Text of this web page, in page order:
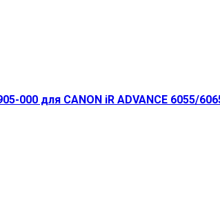
000 для CANON iR ADVANCE 6055/